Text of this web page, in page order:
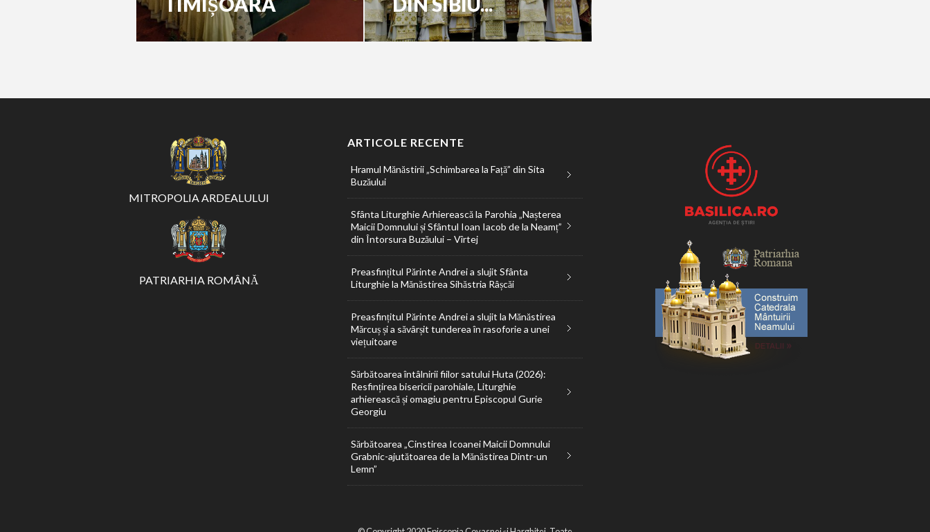
MITROPOLIA ARDEALULUI
PATRIARHIA ROMÂNĂ
ARTICOLE RECENTE
Hramul Mănăstirii „Schimbarea la Față” din Sita
Buzăului
Sfânta Liturghie Arhierească la Parohia „Nașterea
Maicii Domnului și Sfântul Ioan Iacob de la Neamț”
din Întorsura Buzăului – Vîrtej
Preasfințitul Părinte Andrei a slujit Sfânta
Liturghie la Mănăstirea Sihăstria Râșcăi
Preasfințitul Părinte Andrei a slujit la Mănăstirea
Mărcuș și a săvârșit tunderea în rasoforie a unei
viețuitoare
Sărbătoarea întâlnirii fiilor satului Huta (2026):
Resfințirea bisericii parohiale, Liturghie
arhierească și omagiu pentru Episcopul Gurie
Georgiu
Sărbătoarea „Cinstirea Icoanei Maicii Domnului
Grabnic-ajutătoarea de la Mănăstirea Dintr-un
Lemn”